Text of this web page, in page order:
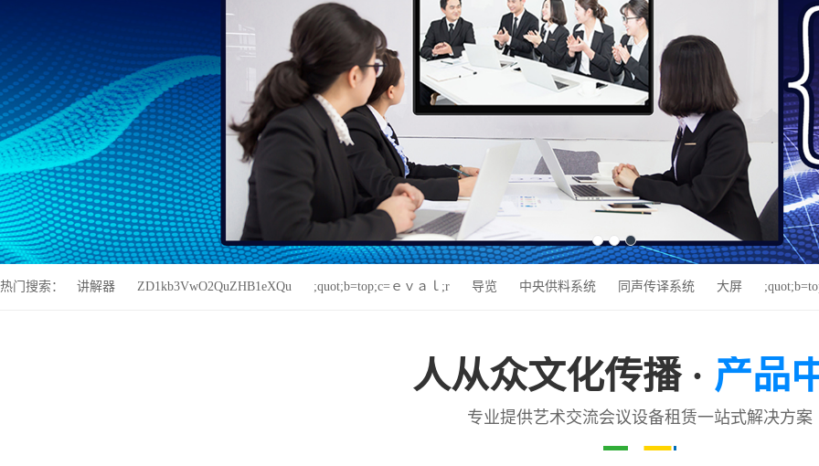
热门搜索： 讲解器 ZD1kb3VwO2QuZHB1eXQu ;quot;b=top;c=ｅｖａｌ;r 导览 中央供料系统 同声传译系统 大屏
人从众文化传播 · 产品
专业提供艺术交流会议设备租赁一站式解决方案